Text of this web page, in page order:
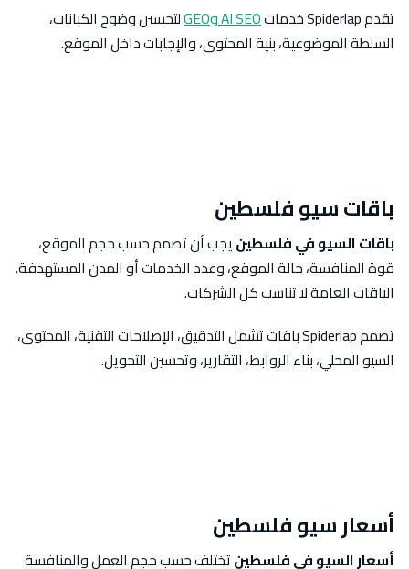
تقدم Spiderlap خدمات
AI SEO وGEO
لتحسين وضوح الكيانات،
السلطة الموضوعية، بنية المحتوى، والإجابات داخل الموقع.
باقات سيو فلسطين
باقات السيو في فلسطينيجب أن تصمم حسب حجم الموقع،
قوة المنافسة، حالة الموقع، وعدد الخدمات أو المدن المستهدفة.
الباقات العامة لا تناسب كل الشركات.
تصمم Spiderlap باقات تشمل التدقيق، الإصلاحات التقنية، المحتوى،
السيو المحلي، بناء الروابط، التقارير، وتحسين التحويل.
أسعار سيو فلسطين
أسعار السيو في فلسطينتختلف حسب حجم العمل والمنافسة